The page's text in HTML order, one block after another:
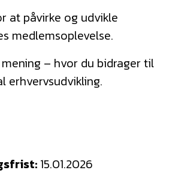
at påvirke og udvikle
medlemsoplevelse.
– hvor du bidrager til
erhvervsudvikling.
15.01.2026